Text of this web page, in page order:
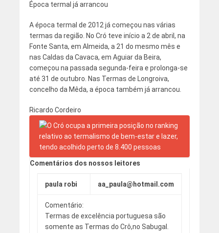
Época termal já arrancou
A época termal de 2012 já começou nas várias
termas da região. No Cró teve início a 2 de abril, na
Fonte Santa, em Almeida, a 21 do mesmo mês e
nas Caldas da Cavaca, em Aguiar da Beira,
começou na passada segunda-feira e prolonga-se
até 31 de outubro. Nas Termas de Longroiva,
concelho da Mêda, a época também já arrancou.
Ricardo Cordeiro
Comentários dos nossos leitores
paula robi aa_paula@hotmail.com
Comentário:
Termas de excelência portuguesa são
somente as Termas do Crô,no Sabugal.